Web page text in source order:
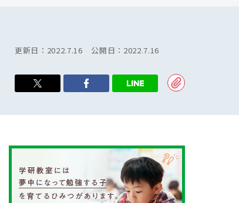
更新日： 2022.7.16 公開日： 2022.7.16